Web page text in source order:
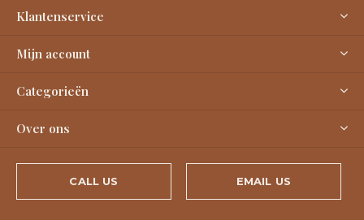
Klantenservice
Mijn account
Categorieën
Over ons
CALL US EMAIL US